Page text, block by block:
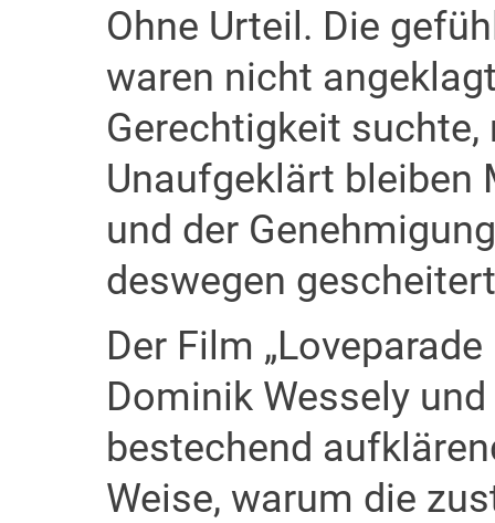
Ohne Urteil. Die
waren nicht
Gerechtigkeit
Unaufgeklärt bleiben
und der
deswegen
Der Film
Dominik Wessely
bestechend
Weise, warum die